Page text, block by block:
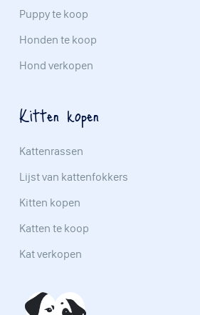
Puppy te koop
Honden te koop
Hond verkopen
Kitten kopen
Kattenrassen
Lijst van kattenfokkers
Kitten kopen
Katten te koop
Kat verkopen